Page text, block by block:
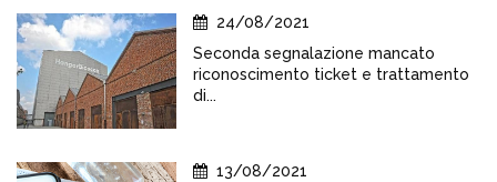
24/08/2021
Seconda segnalazione mancato
riconoscimento ticket e trattamento
di...
13/08/2021